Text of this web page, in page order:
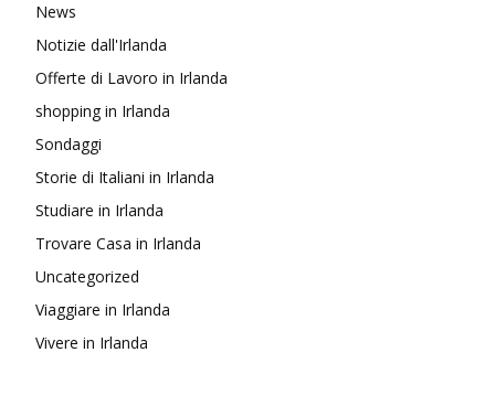
News
Notizie dall'Irlanda
Offerte di Lavoro in Irlanda
shopping in Irlanda
Sondaggi
Storie di Italiani in Irlanda
Studiare in Irlanda
Trovare Casa in Irlanda
Uncategorized
Viaggiare in Irlanda
Vivere in Irlanda